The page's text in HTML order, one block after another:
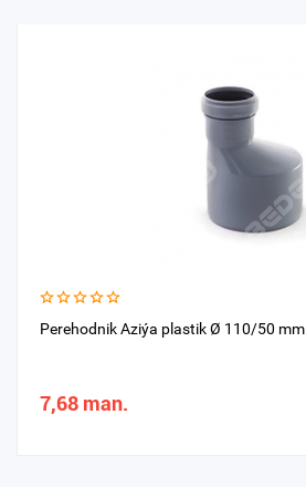
Perehodnik Aziýa plastik Ø 110/50 mm
7,68 man.